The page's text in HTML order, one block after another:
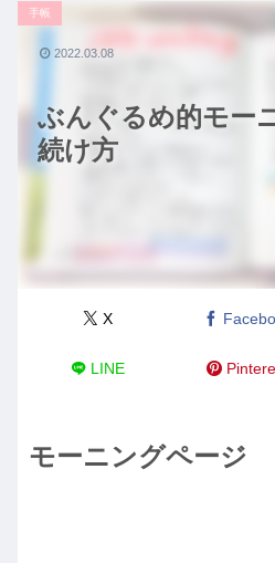
ぶんぐるめ的モー
続け方
手帳
X
LINE
2022.03.08
モーニングページ